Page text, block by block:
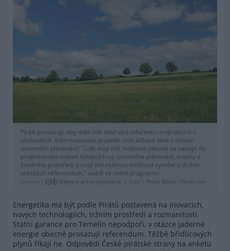
Piráti prosazují, aby měli lidé také více informací o výrobcích v
obchodech. Informovanost je podle nich klíčová také v oblasti
územního plánování: "Lidé mají mít možnost aktivně se zapojit do
projednávání otázek týkajících se územního plánování, krajiny a
životního prostředí a mají mít reálnou možnost vyvolat o těchto
otázkách referendum," uvádí ve svém programu
Licence | Některá práva vyhrazena Foto | Philip Bitnar Flickr.com
Energetika má být podle Pirátů postavená na inovacích,
nových technologiích, tržním prostředí a rozmanitosti.
Státní garance pro Temelín nepodpoří, v otázce jaderné
energie obecně prosazují referendum. Těžbě břidlicových
plynů říkají ne. Odpovědi České pirátské strany na anketu